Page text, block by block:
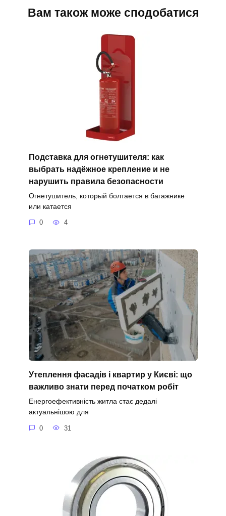
Вам також може сподобатися
Подставка для огнетушителя: как
выбрать надёжное крепление и не
нарушить правила безопасности
Огнетушитель, который болтается в багажнике
или катается
0 4
Утеплення фасадів і квартир у Києві: що
важливо знати перед початком робіт
Енергоефективність житла стає дедалі
актуальнішою для
0 31